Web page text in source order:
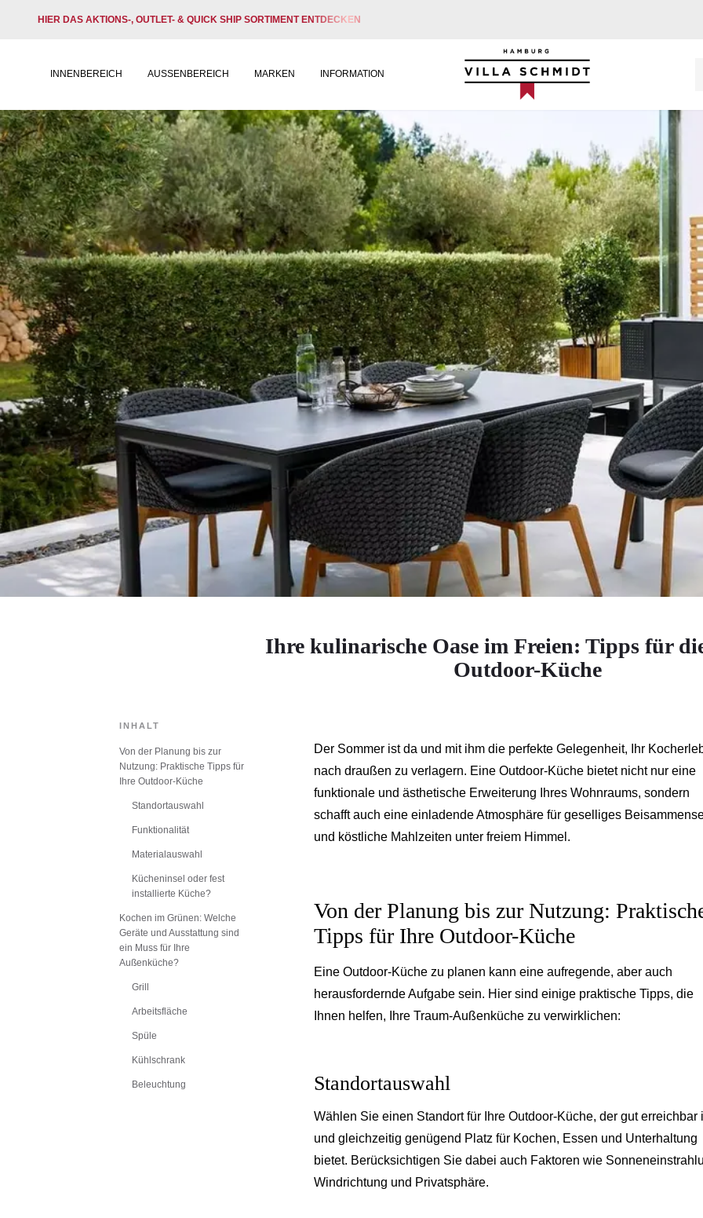
HIER DAS AKTIONS-, OUTLET- & QUICK SHIP SORTIMENT ENTDECKEN
INNENBEREICH AUSSENBEREICH MARKEN INFORMATION
Villa Schmidt
Ihre kulinarische Oase im Freien: Tipps für
Outdoor-Küche
INHALT
Von der Planung bis zur
Nutzung: Praktische Tipps für
Ihre Outdoor-Küche
Standortauswahl
Funktionalität
Materialauswahl
Kücheninsel oder fest
installierte Küche?
Kochen im Grünen: Welche
Geräte und Ausstattung sind
ein Muss für Ihre
Außenküche?
Grill
Arbeitsfläche
Spüle
Kühlschrank
Beleuchtung
Der Sommer ist da und mit ihm die perfekte Gelegenheit, Ihr
nach draußen zu verlagern. Eine Outdoor-Küche bietet nicht nur eine
funktionale und ästhetische Erweiterung Ihres Wohnraums, sondern
schafft auch eine einladende Atmosphäre für geselliges
und köstliche Mahlzeiten unter freiem Himmel.
Von der Planung bis zur Nutzung:
Tipps für Ihre Outdoor-Küche
Eine Outdoor-Küche zu planen kann eine aufregende, aber auch
herausfordernde Aufgabe sein. Hier sind einige praktische Tipps, die
Ihnen helfen, Ihre Traum-Außenküche zu verwirklichen:
Standortauswahl
Wählen Sie einen Standort für Ihre Outdoor-Küche, der gut erreichbar
und gleichzeitig genügend Platz für Kochen, Essen und Unterhaltung
bietet. Berücksichtigen Sie dabei auch Faktoren wie
Windrichtung und Privatsphäre.